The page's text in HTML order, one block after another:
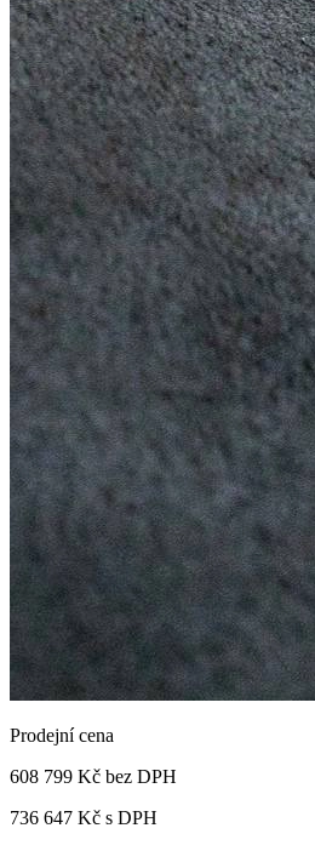
Prodejní cena
608 799 Kč bez DPH
736 647 Kč s DPH